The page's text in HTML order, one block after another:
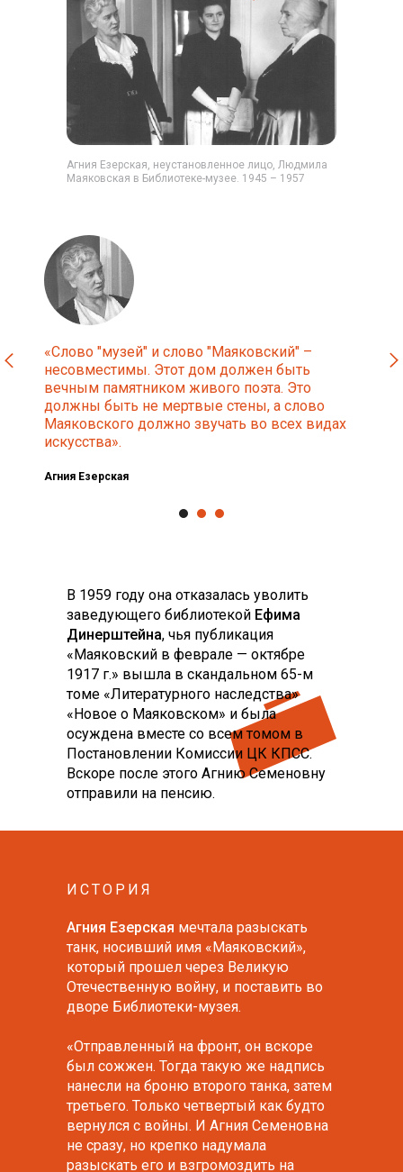
Агния Езерская, неустановленное лицо, Людмила
Маяковская в Библиотеке-музее. 1945 – 1957
«Слово "музей" и слово "Маяковский" –
несовместимы. Этот дом должен быть
вечным памятником живого поэта. Это
должны быть не мертвые стены, а слово
Маяковского должно звучать во всех видах
искусства».
Агния Езерская
В 1959 году она отказалась уволить
заведующего библиотекой Ефима
Динерштейна, чья публикация
«Маяковский в феврале — октябре
1917 г.» вышла в скандальном 65-м
томе «Литературного наследства»
«Новое о Маяковском» и была
осуждена вместе со всем томом в
Постановлении Комиссии ЦК КПСС.
Вскоре после этого Агнию Семеновну
отправили на пенсию.
Агния Езерская мечтала разыскать
танк, носивший имя «Маяковский»,
который прошел через Великую
Отечественную войну, и поставить во
дворе Библиотеки-музея.
«Отправленный на фронт, он вскоре
был сожжен. Тогда такую же надпись
нанесли на броню второго танка, затем
третьего. Только четвертый как будто
вернулся с войны. И Агния Семеновна
не сразу, но крепко надумала
разыскать его и взгромоздить на
ИСТОРИЯ